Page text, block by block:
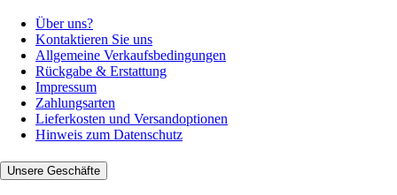
Über uns?
Kontaktieren Sie uns
Allgemeine Verkaufsbedingungen
Rückgabe & Erstattung
Impressum
Zahlungsarten
Lieferkosten und Versandoptionen
Hinweis zum Datenschutz
Unsere Geschäfte